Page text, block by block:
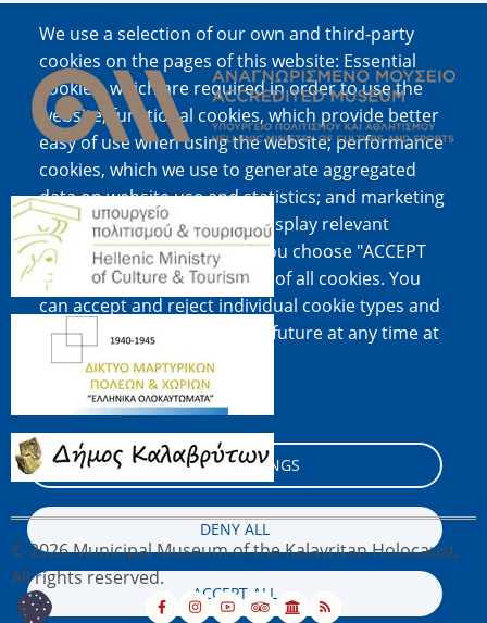
We use a selection of our own and third-party
cookies on the pages of this website: Essential
cookies, which are required in order to use the
website; functional cookies, which provide better
easy of use when using the website; performance
cookies, which we use to generate aggregated
data on website use and statistics; and marketing
cookies, which are used to display relevant
content and advertising. If you choose "ACCEPT
ALL", you consent to the use of all cookies. You
can accept and reject individual cookie types and
revoke your consent for the future at any time at
"Settings".
Cookie documentation
COOKIE SETTINGS
DENY ALL
ACCEPT ALL
Image
Image
Image
Image
© 2026 Municipal Museum of the Kalavritan Holocaust,
All rights reserved.